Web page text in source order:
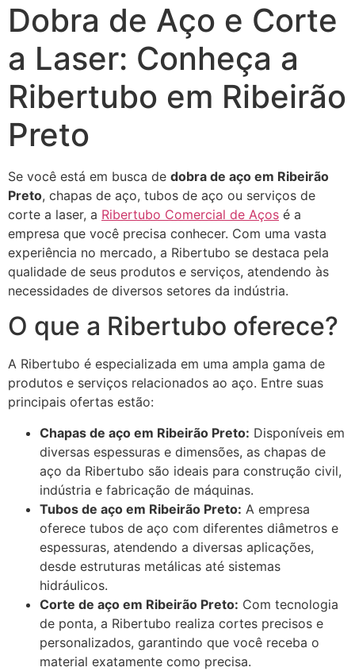
Dobra de Aço e Corte
a Laser: Conheça a
Ribertubo em Ribeirão
Preto
Se você está em busca de dobra de aço em Ribeirão
Preto, chapas de aço, tubos de aço ou serviços de
corte a laser, a Ribertubo Comercial de Aços é a
empresa que você precisa conhecer. Com uma vasta
experiência no mercado, a Ribertubo se destaca pela
qualidade de seus produtos e serviços, atendendo às
necessidades de diversos setores da indústria.
O que a Ribertubo oferece?
A Ribertubo é especializada em uma ampla gama de
produtos e serviços relacionados ao aço. Entre suas
principais ofertas estão:
Chapas de aço em Ribeirão Preto: Disponíveis em
diversas espessuras e dimensões, as chapas de
aço da Ribertubo são ideais para construção civil,
indústria e fabricação de máquinas.
Tubos de aço em Ribeirão Preto: A empresa
oferece tubos de aço com diferentes diâmetros e
espessuras, atendendo a diversas aplicações,
desde estruturas metálicas até sistemas
hidráulicos.
Corte de aço em Ribeirão Preto: Com tecnologia
de ponta, a Ribertubo realiza cortes precisos e
personalizados, garantindo que você receba o
material exatamente como precisa.